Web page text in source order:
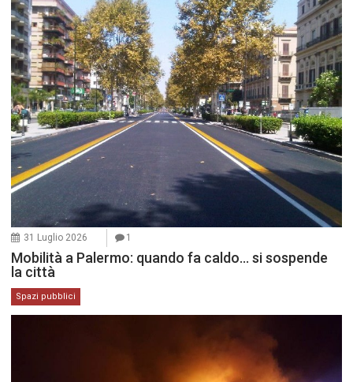
31 Luglio 2026 1
Mobilità a Palermo: quando fa caldo… si sospende
la città
Spazi pubblici